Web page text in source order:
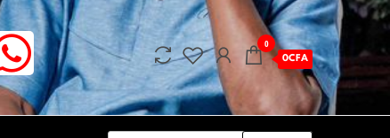
0
0CFA